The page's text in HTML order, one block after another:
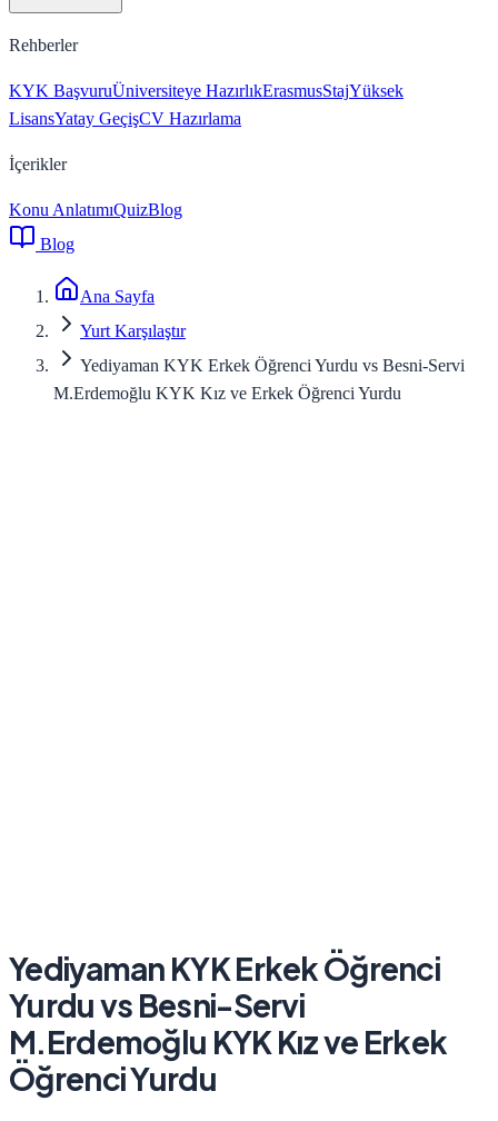
Rehberler
KYK BaşvuruÜniversiteye HazırlıkErasmusStajYüksek
LisansYatay GeçişCV Hazırlama
İçerikler
Konu AnlatımıQuizBlog
Blog
Ana Sayfa
Yurt Karşılaştır
Yediyaman KYK Erkek Öğrenci Yurdu vs Besni-Servi
M.Erdemoğlu KYK Kız ve Erkek Öğrenci Yurdu
Yediyaman KYK Erkek Öğrenci
Yurduvs Besni-Servi
M.Erdemoğlu KYK Kız ve Erkek
Öğrenci Yurdu